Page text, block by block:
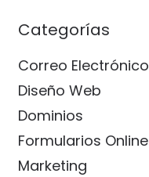
Categorías
Correo Electrónico
Diseño Web
Dominios
Formularios Online
Marketing